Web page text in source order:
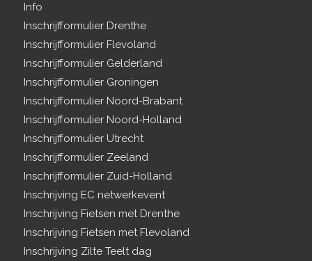
Info
Inschrijfformulier Drenthe
Inschrijfformulier Flevoland
Inschrijfformulier Gelderland
Inschrijfformulier Groningen
Inschrijfformulier Noord-Brabant
Inschrijfformulier Noord-Holland
Inschrijfformulier Utrecht
Inschrijfformulier Zeeland
Inschrijfformulier Zuid-Holland
Inschrijving EC netwerkevent
Inschrijving Fietsen met Drenthe
Inschrijving Fietsen met Flevoland
Inschrijving Zilte Teelt dag